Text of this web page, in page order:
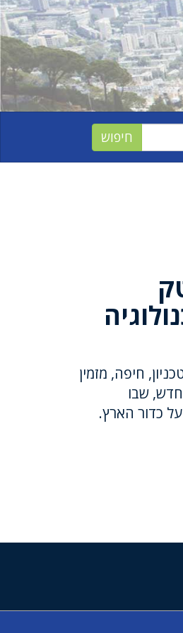
חיפה, מזמין
שבו
כדור הארץ.